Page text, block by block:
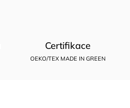
Certifikace
OEKO/TEX MADE IN GREEN